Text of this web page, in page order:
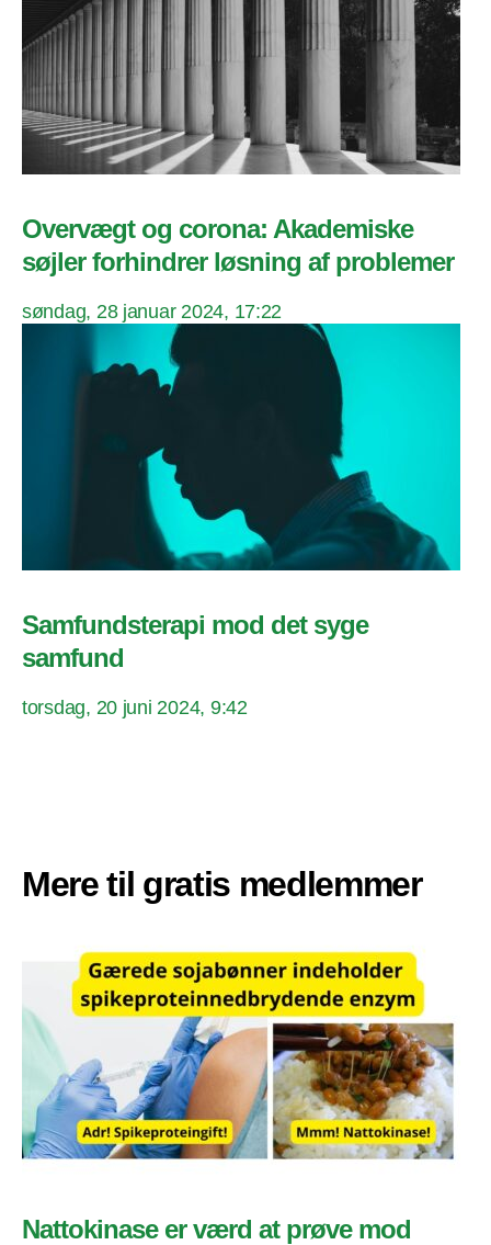
Overvægt og corona: Akademiske
søjler forhindrer løsning af problemer
søndag, 28 januar 2024, 17:22
Samfundsterapi mod det syge
samfund
torsdag, 20 juni 2024, 9:42
Mere til gratis medlemmer
Nattokinase er værd at prøve mod